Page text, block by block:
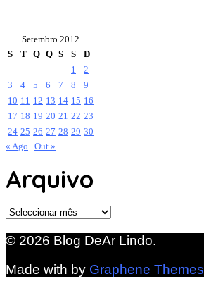
Setembro 2012
S
T Q Q S S
D
1
2
3
4 5 6 7 8
9
10 11 12 13 14 15 16
17 18 19 20 21 22 23
24 25 26 27 28 29 30
« Ago
Out »
Arquivo
Arquivo
© 2026 Blog DeAr Lindo.
Made with by Graphene Themes